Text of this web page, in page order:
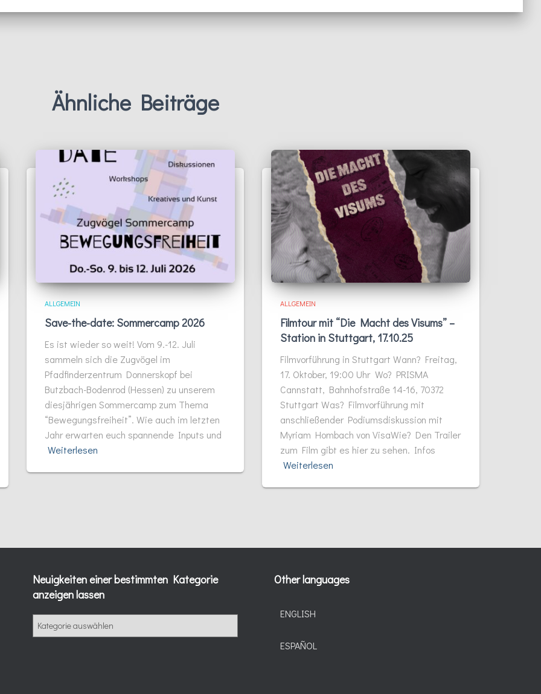
Ähnliche Beiträge
ALLGEMEIN
Save-the-date: Sommercamp 2026
Es ist wieder so weit! Vom 9.-12. Juli
sammeln sich die Zugvögel im
Pfadfinderzentrum Donnerskopf bei
Butzbach-Bodenrod (Hessen) zu unserem
diesjährigen Sommercamp zum Thema
“Bewegungsfreiheit”. Wie auch im letzten
Jahr erwarten euch spannende Inputs und
Weiterlesen
ALLGEMEIN
Filmtour mit “Die Macht des Visums” –
Station in Stuttgart, 17.10.25
Filmvorführung in Stuttgart Wann? Freitag,
17. Oktober, 19:00 Uhr Wo? PRISMA
Cannstatt, Bahnhofstraße 14-16, 70372
Stuttgart Was? Filmvorführung mit
anschließender Podiumsdiskussion mit
Myriam Hombach von VisaWie? Den Trailer
zum Film gibt es hier zu sehen. Infos
Weiterlesen
Neuigkeiten einer bestimmten Kategorie
anzeigen lassen
Other languages
ENGLISH
ESPAÑOL